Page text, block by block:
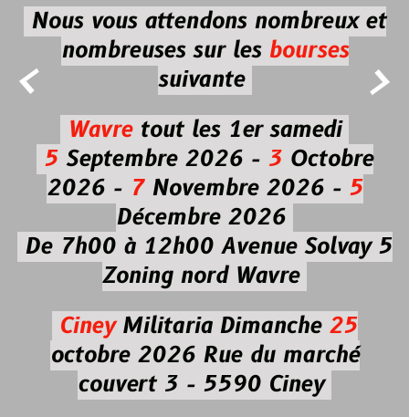
 
Nous vous attendons nombreux et
nombreuses sur les bourses
suivante
Wavretout les 1er samedi
5Septembre 2026 - 3Octobre
2026 -7Novembre 2026 - 5
Décembre 2026
De 7h00 à 12h00 Avenue Solvay 5
Zoning nord Wavre
CineyMilitaria Dimanche 25
octobre 2026Rue du marché
couvert 3 - 5590 Ciney